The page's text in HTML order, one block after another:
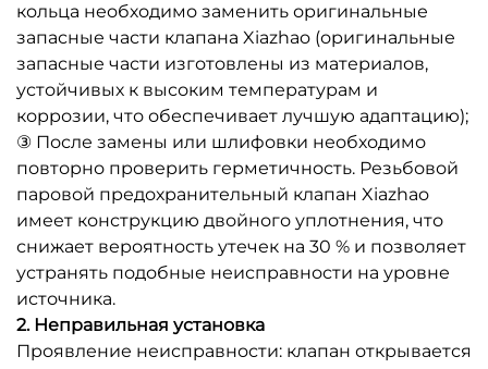
кольца необходимо заменить оригинальные
запасные части клапана Xiazhao (оригинальные
запасные части изготовлены из материалов,
устойчивых к высоким температурам и
коррозии, что обеспечивает лучшую адаптацию);
③ После замены или шлифовки необходимо
повторно проверить герметичность. Резьбовой
паровой предохранительный клапан Xiazhao
имеет конструкцию двойного уплотнения, что
снижает вероятность утечек на 30 % и позволяет
устранять подобные неисправности на уровне
источника.
2. Неправильная установка
Проявление неисправности: клапан открывается